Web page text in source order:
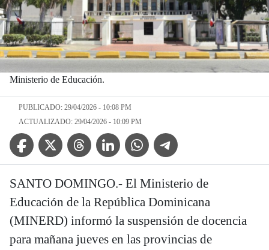
Ministerio de Educación.
PUBLICADO: 29/04/2026 - 10:08 PM
ACTUALIZADO: 29/04/2026 - 10:09 PM
Facebook IconTwitter IconThreads IconLinkedin IconWhatsApp IconTelegram Icon
SANTO DOMINGO.- El Ministerio de
Educación de la República Dominicana
(MINERD) informó la suspensión de docencia
para mañana jueves en las provincias de